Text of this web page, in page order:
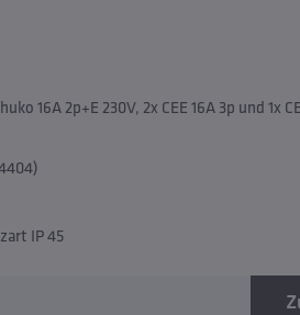
16A 2p+E 230V, 2x CEE 16A 3p und 1x
IP 45